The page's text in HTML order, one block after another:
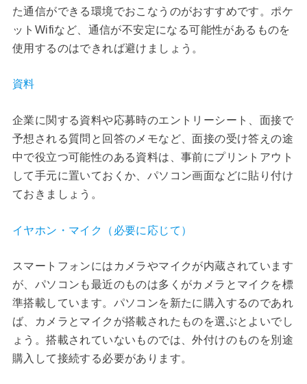
た通信ができる環境でおこなうのがおすすめです。ポケ
ットWifiなど、通信が不安定になる可能性があるものを
使用するのはできれば避けましょう。
資料
企業に関する資料や応募時のエントリーシート、面接で
予想される質問と回答のメモなど、面接の受け答えの途
中で役立つ可能性のある資料は、事前にプリントアウト
して手元に置いておくか、パソコン画面などに貼り付け
ておきましょう。
イヤホン・マイク（必要に応じて）
スマートフォンにはカメラやマイクが内蔵されています
が、パソコンも最近のものは多くがカメラとマイクを標
準搭載しています。パソコンを新たに購入するのであれ
ば、カメラとマイクが搭載されたものを選ぶとよいでし
ょう。搭載されていないものでは、外付けのものを別途
購入して接続する必要があります。